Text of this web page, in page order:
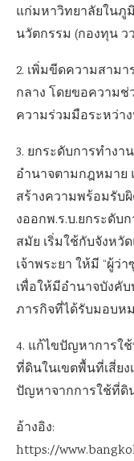
แก่มหาวิทยาลัยในภู
นวัตกรรม (กองทุน ว
2. เพิ่มขีดความสาม
กลาง โดยขอความช่
ความร่วมมือระหว่า
3. ยกระดับการทำง
อำนาจตามกฎหมาย
สร้างความพร้อมรับ
งออกพ.ร.บ.ยกระดับ
สมัย เริ่มใช้กับจังหวั
เจ้าพระยา ให้มี “ผู้ว่
เพื่อให้มีอำนาจบังคั
ภารกิจที่ได้รับมอบห
4. แก้ไขปัญหาการใ
ที่ดินในเขตพื้นที่เสี่ย
ปัญหาจากการใช้ที่ดิ
อ้างอิง:
https://